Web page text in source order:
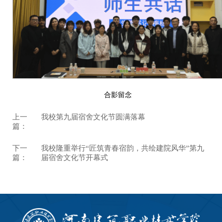
合影留念
上一
篇：
我校第九届宿舍文化节圆满落幕
下一
篇：
我校隆重举行“匠筑青春宿韵，共绘建院风华”第九
届宿舍文化节开幕式